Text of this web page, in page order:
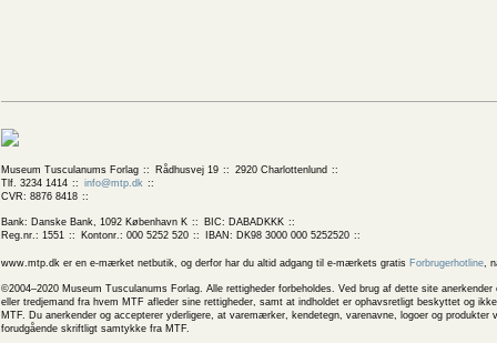
Museum Tusculanums Forlag Rådhusvej 19
2920 Charlottenlund
Tlf. 3234 1414
info@mtp.dk
CVR: 8876 8418
Bank: Danske Bank, 1092 København K
BIC: DABADKKK
Reg.nr.: 1551
Kontonr.: 000 5252 520 IBAN: DK98 3000 000 5252520
www.mtp.dk er en e-mærket netbutik, og derfor har du altid adgang til e-mærkets gratis Forbrugerhotline,
©2004–2020 Museum Tusculanums Forlag. Alle rettigheder forbeholdes. Ved brug af dette site
eller tredjemand fra hvem MTF afleder sine rettigheder, samt at indholdet er ophavsretligt beskyttet og
MTF. Du anerkender og accepterer yderligere, at varemærker, kendetegn, varenavne, logoer og
forudgående skriftligt samtykke fra MTF.